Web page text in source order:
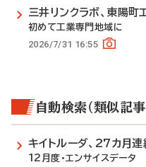
三井リンクラボ、東陽町
初めて工業専門地域に
2026/7/31 16:55
自動検索（類似記事
キイトルーダ、27カ月
12月度・エンサイスデータ